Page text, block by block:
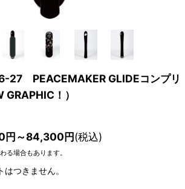
27 PEACEMAKER GLIDEコンプリ
GRAPHIC！）
円～84,300円(税込)
る場合もあります。
つきません。